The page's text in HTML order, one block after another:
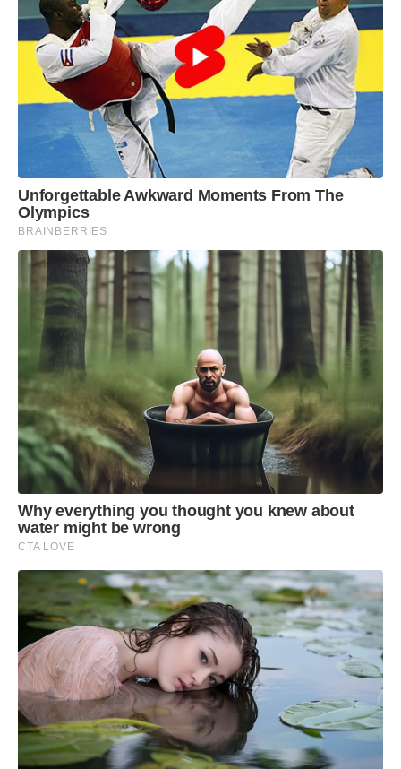
trabalho e bacharelando em Direito
Unforgettable Awkward Moments From The
Olympics
BRAINBERRIES
Why everything you thought you knew about
water might be wrong
CTA LOVE